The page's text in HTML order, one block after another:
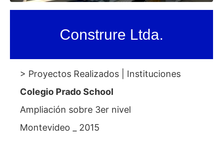
Construre Ltda.
> Proyectos Realizados | Instituciones
Colegio Prado School
Ampliación sobre 3er nivel
Montevideo _ 2015